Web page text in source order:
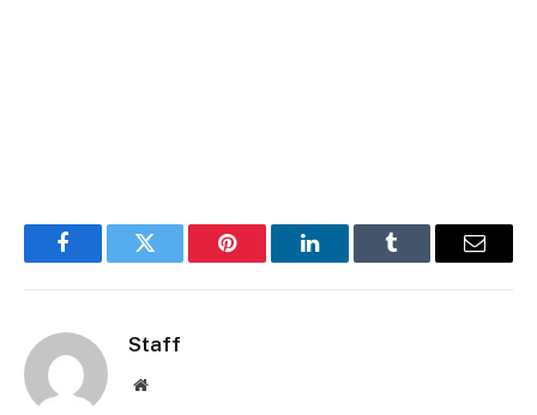
FacebookTwitter Pinterest LinkedInTumblr Email
Staff
Website